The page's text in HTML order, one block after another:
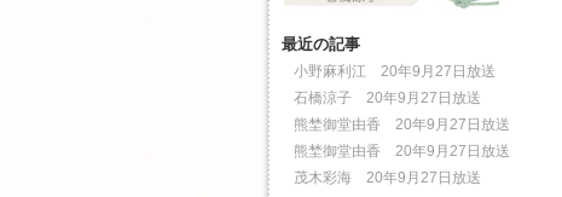
最近の記事
小野麻利江 20年9月27日放送
石橋涼子 20年9月27日放送
熊埜御堂由香 20年9月27日放送
熊埜御堂由香 20年9月27日放送
茂木彩海 20年9月27日放送